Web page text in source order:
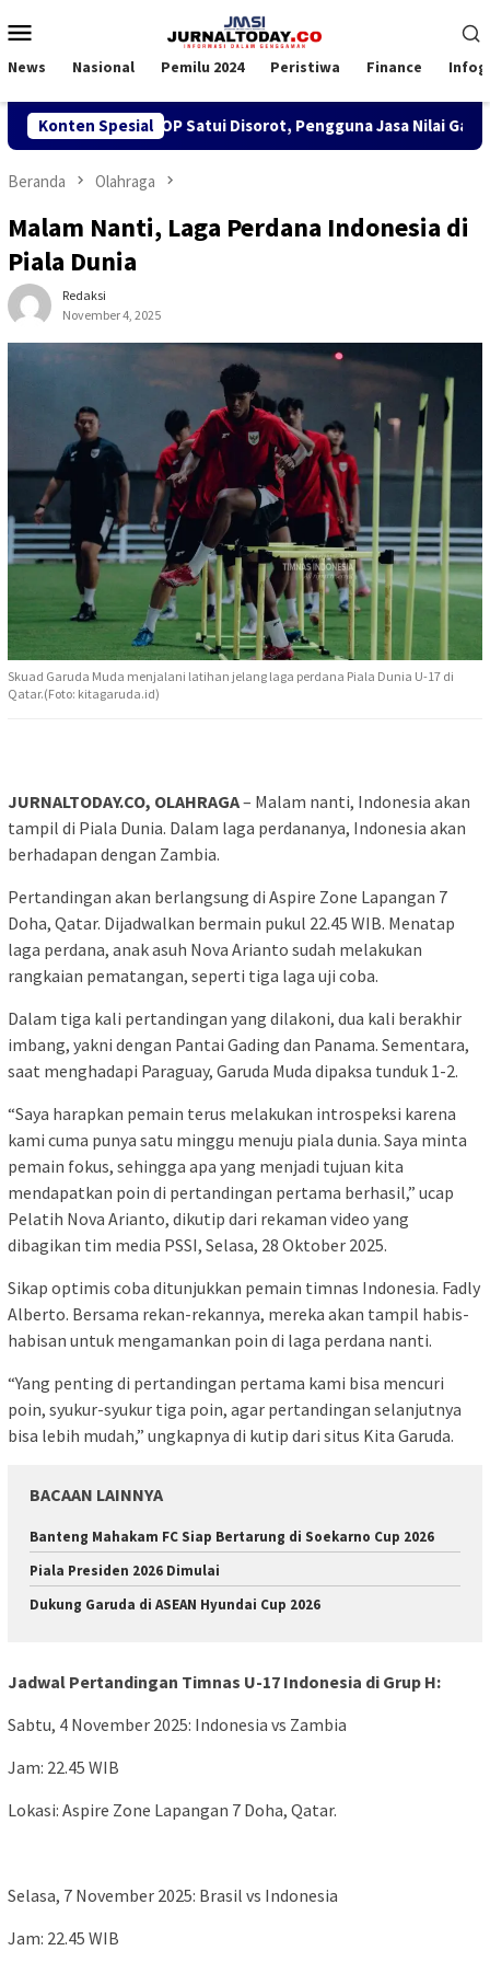
ke
Mobile
News Nasional Pemilu 2024 Peristiwa Finance
Konten Spesial
TKBM di KSOP Satui Disorot, Pengguna Jasa Nilai Ganggu
Beranda Olahraga
Malam Nanti, Laga Perdana Indonesia di
Piala Dunia
Redaksi
November 4, 2025
Skuad Garuda Muda menjalani latihan jelang laga perdana Piala Dunia U-17 di
Qatar.(Foto: kitagaruda.id)
JURNALTODAY.CO, OLAHRAGA– Malam nanti, Indonesia akan
tampil di Piala Dunia. Dalam laga perdananya, Indonesia akan
berhadapan dengan Zambia.
Pertandingan akan berlangsung di Aspire Zone Lapangan 7
Doha, Qatar. Dijadwalkan bermain pukul 22.45 WIB. Menatap
laga perdana, anak asuh Nova Arianto sudah melakukan
rangkaian pematangan, seperti tiga laga uji coba.
Dalam tiga kali pertandingan yang dilakoni, dua kali berakhir
imbang, yakni dengan Pantai Gading dan Panama. Sementara,
saat menghadapi Paraguay, Garuda Muda dipaksa tunduk 1-2.
“Saya harapkan pemain terus melakukan introspeksi karena
kami cuma punya satu minggu menuju piala dunia. Saya minta
pemain fokus, sehingga apa yang menjadi tujuan kita
mendapatkan poin di pertandingan pertama berhasil,” ucap
Pelatih Nova Arianto, dikutip dari rekaman video yang
dibagikan tim media PSSI, Selasa, 28 Oktober 2025.
Sikap optimis coba ditunjukkan pemain timnas Indonesia. Fadly
Alberto. Bersama rekan-rekannya, mereka akan tampil habis-
habisan untuk mengamankan poin di laga perdana nanti.
“Yang penting di pertandingan pertama kami bisa mencuri
poin, syukur-syukur tiga poin, agar pertandingan selanjutnya
bisa lebih mudah,” ungkapnya di kutip dari situs Kita Garuda.
BACAAN LAINNYA
Banteng Mahakam FC Siap Bertarung di Soekarno Cup 2026
Piala Presiden 2026 Dimulai
Dukung Garuda di ASEAN Hyundai Cup 2026
Jadwal Pertandingan Timnas U-17 Indonesia di Grup H:
Sabtu, 4 November 2025: Indonesia vs Zambia
Jam: 22.45 WIB
Lokasi: Aspire Zone Lapangan 7 Doha, Qatar.
Selasa, 7 November 2025: Brasil vs Indonesia
Jam: 22.45 WIB